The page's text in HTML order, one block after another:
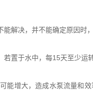
决，并不能确定原因时，
于水中，每15天至少运
增大，造成水泵流量和